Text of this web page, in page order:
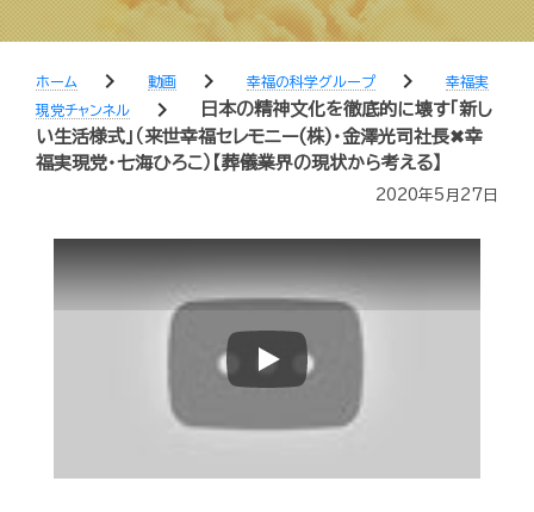
ホーム chevron_right 動画 chevron_right 幸福の科学グループ chevron_right
幸福実
現党チャンネル
chevron_right
日本の精神文化を徹底的に壊す「新し
い生活様式」（来世幸福セレモニー(株)・金澤光司社長✖幸
福実現党・七海ひろこ）【葬儀業界の現状から考える】
2020年5月27日
Play